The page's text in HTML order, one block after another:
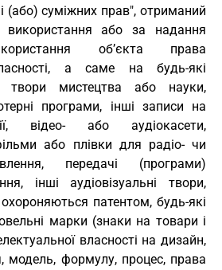
(або) суміжних прав", отриманий
або за надання
об’єкта права
а саме на будь-які
твори мистецтва або науки,
програми, інші записи на
відео- або аудіокасети,
або плівки для радіо- чи
передачі (програми)
інші аудіовізуальні твори,
патентом, будь-які
марки (знаки на товари і
власності на дизайн,
модель, формулу, процес, права